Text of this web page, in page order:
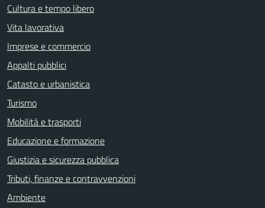
Cultura e tempo libero
Vita lavorativa
Imprese e commercio
Appalti pubblici
Catasto e urbanistica
Turismo
Mobilità e trasporti
Educazione e formazione
Giustizia e sicurezza pubblica
Tributi, finanze e contravvenzioni
Ambiente